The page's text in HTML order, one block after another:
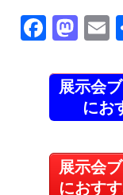
F
c
b
o
o
M
st
o
d
o
n
展示会
にお
展示会
におす